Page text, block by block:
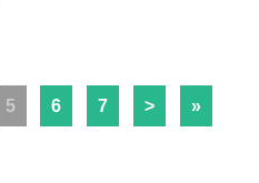
5 6 7 > »